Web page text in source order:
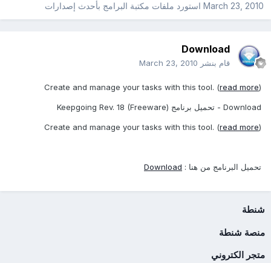
March 23, 2010استورد ملفات مكتبة البرامج بأحدث إصدارات
Download
قام بنشر March 23, 2010
Create and manage your tasks with this tool. (read more
Download - تحميل برنامج Keepgoing Rev. 18 (Freeware)
Create and manage your tasks with this tool. (read more
تحميل البرنامج من هنا : Download
شنطة
منصة شنطة
متجر الكتروني